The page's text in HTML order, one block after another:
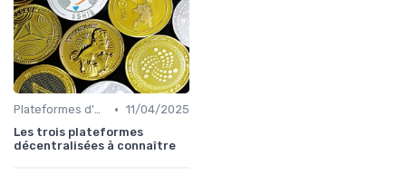
Plateformes d'échange et portefeuilles • 11/04/2025
Les trois plateformes
décentralisées à connaître